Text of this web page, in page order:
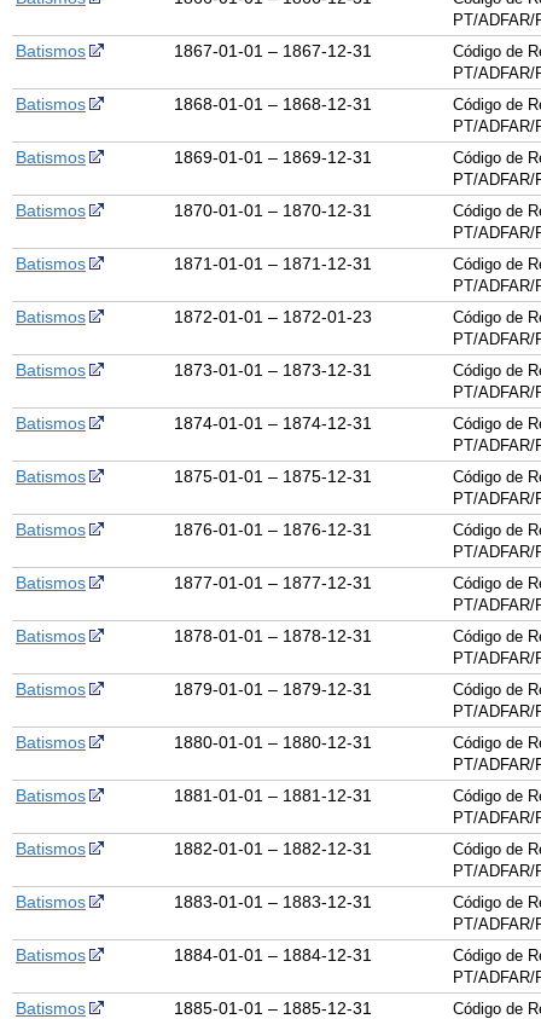
PT/ADFAR/
Batismos 1867-01-01 – 1867-12-31
Código de
PT/ADFAR/
Batismos 1868-01-01 – 1868-12-31
Código de
PT/ADFAR/
Batismos 1869-01-01 – 1869-12-31
Código de
PT/ADFAR/
Batismos 1870-01-01 – 1870-12-31
Código de
PT/ADFAR/
Batismos 1871-01-01 – 1871-12-31
Código de
PT/ADFAR/
Batismos 1872-01-01 – 1872-01-23
Código de
PT/ADFAR/
Batismos 1873-01-01 – 1873-12-31
Código de
PT/ADFAR/
Batismos 1874-01-01 – 1874-12-31
Código de
PT/ADFAR/
Batismos 1875-01-01 – 1875-12-31
Código de
PT/ADFAR/
Batismos 1876-01-01 – 1876-12-31
Código de
PT/ADFAR/
Batismos 1877-01-01 – 1877-12-31
Código de
PT/ADFAR/
Batismos 1878-01-01 – 1878-12-31
Código de
PT/ADFAR/
Batismos 1879-01-01 – 1879-12-31
Código de
PT/ADFAR/
Batismos 1880-01-01 – 1880-12-31
Código de
PT/ADFAR/
Batismos 1881-01-01 – 1881-12-31
Código de
PT/ADFAR/
Batismos 1882-01-01 – 1882-12-31
Código de
PT/ADFAR/
Batismos 1883-01-01 – 1883-12-31
Código de
PT/ADFAR/
Batismos 1884-01-01 – 1884-12-31
Código de
PT/ADFAR/
Batismos 1885-01-01 – 1885-12-31
Código de